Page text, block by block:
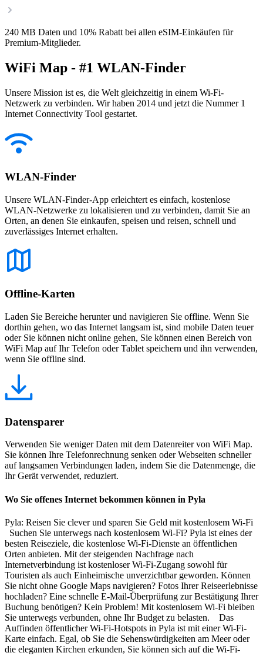
240 MB Daten und 10% Rabatt bei allen eSIM-Einkäufen für
Premium-Mitglieder.
WiFi Map - #1 WLAN-Finder
Unsere Mission ist es, die Welt gleichzeitig in einem Wi-Fi-
Netzwerk zu verbinden. Wir haben 2014 und jetzt die Nummer 1
Internet Connectivity Tool gestartet.
WLAN-Finder
Unsere WLAN-Finder-App erleichtert es einfach, kostenlose
WLAN-Netzwerke zu lokalisieren und zu verbinden, damit Sie an
Orten, an denen Sie einkaufen, speisen und reisen, schnell und
zuverlässiges Internet erhalten.
Offline-Karten
Laden Sie Bereiche herunter und navigieren Sie offline. Wenn Sie
dorthin gehen, wo das Internet langsam ist, sind mobile Daten teuer
oder Sie können nicht online gehen, Sie können einen Bereich von
WiFi Map auf Ihr Telefon oder Tablet speichern und ihn verwenden,
wenn Sie offline sind.
Datensparer
Verwenden Sie weniger Daten mit dem Datenreiter von WiFi Map.
Sie können Ihre Telefonrechnung senken oder Webseiten schneller
auf langsamen Verbindungen laden, indem Sie die Datenmenge, die
Ihr Gerät verwendet, reduziert.
Wo Sie offenes Internet bekommen können in Pyla
Pyla: Reisen Sie clever und sparen Sie Geld mit kostenlosem Wi-Fi
Suchen Sie unterwegs nach kostenlosem Wi-Fi? Pyla ist eines der
besten Reiseziele, die kostenlose Wi-Fi-Dienste an öffentlichen
Orten anbieten. Mit der steigenden Nachfrage nach
Internetverbindung ist kostenloser Wi-Fi-Zugang sowohl für
Touristen als auch Einheimische unverzichtbar geworden. Können
Sie nicht ohne Google Maps navigieren? Fotos Ihrer Reiseerlebnisse
hochladen? Eine schnelle E-Mail-Überprüfung zur Bestätigung Ihrer
Buchung benötigen? Kein Problem! Mit kostenlosem Wi-Fi bleiben
Sie unterwegs verbunden, ohne Ihr Budget zu belasten. Das
Auffinden öffentlicher Wi-Fi-Hotspots in Pyla ist mit einer Wi-Fi-
Karte einfach. Egal, ob Sie die Sehenswürdigkeiten am Meer oder
die eleganten Kirchen erkunden, Sie können sich auf die Wi-Fi-